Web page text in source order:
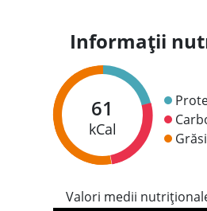
Informații
61
kCal
Valori medii